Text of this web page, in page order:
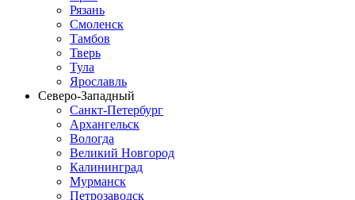
Рязань
Смоленск
Тамбов
Тверь
Тула
Ярославль
Северо-Западный
Санкт-Петербург
Архангельск
Вологда
Великий Новгород
Калининград
Мурманск
Петрозаводск